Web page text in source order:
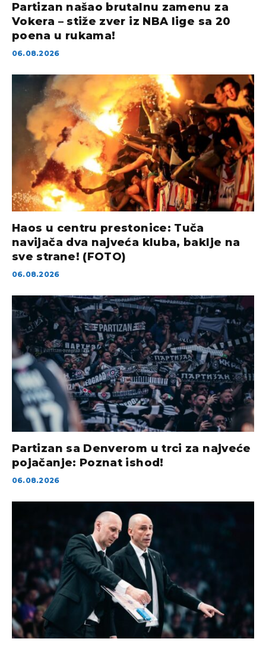
Partizan našao brutalnu zamenu za
Vokera – stiže zver iz NBA lige sa 20
poena u rukama!
06.08.2026
Haos u centru prestonice: Tuča
navijača dva najveća kluba, baklje na
sve strane! (FOTO)
06.08.2026
Partizan sa Denverom u trci za najveće
pojačanje: Poznat ishod!
06.08.2026